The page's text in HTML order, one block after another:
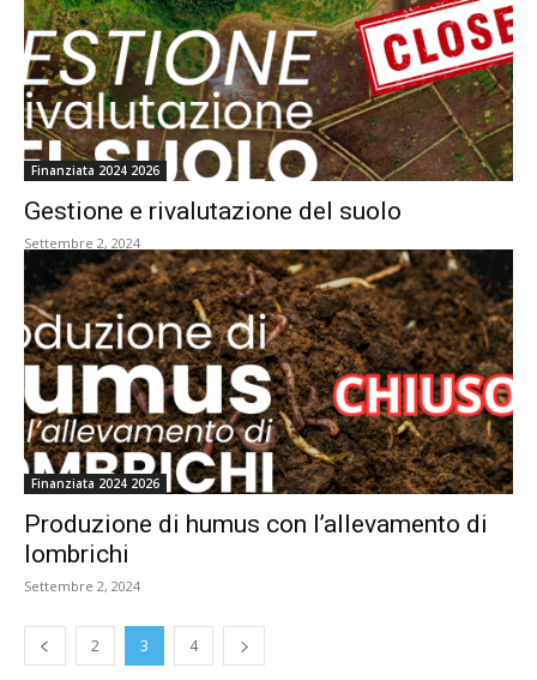
Finanziata 2024 2026
Gestione e rivalutazione del suolo
Settembre 2, 2024
Finanziata 2024 2026
Produzione di humus con l’allevamento di
lombrichi
Settembre 2, 2024
2 3 4